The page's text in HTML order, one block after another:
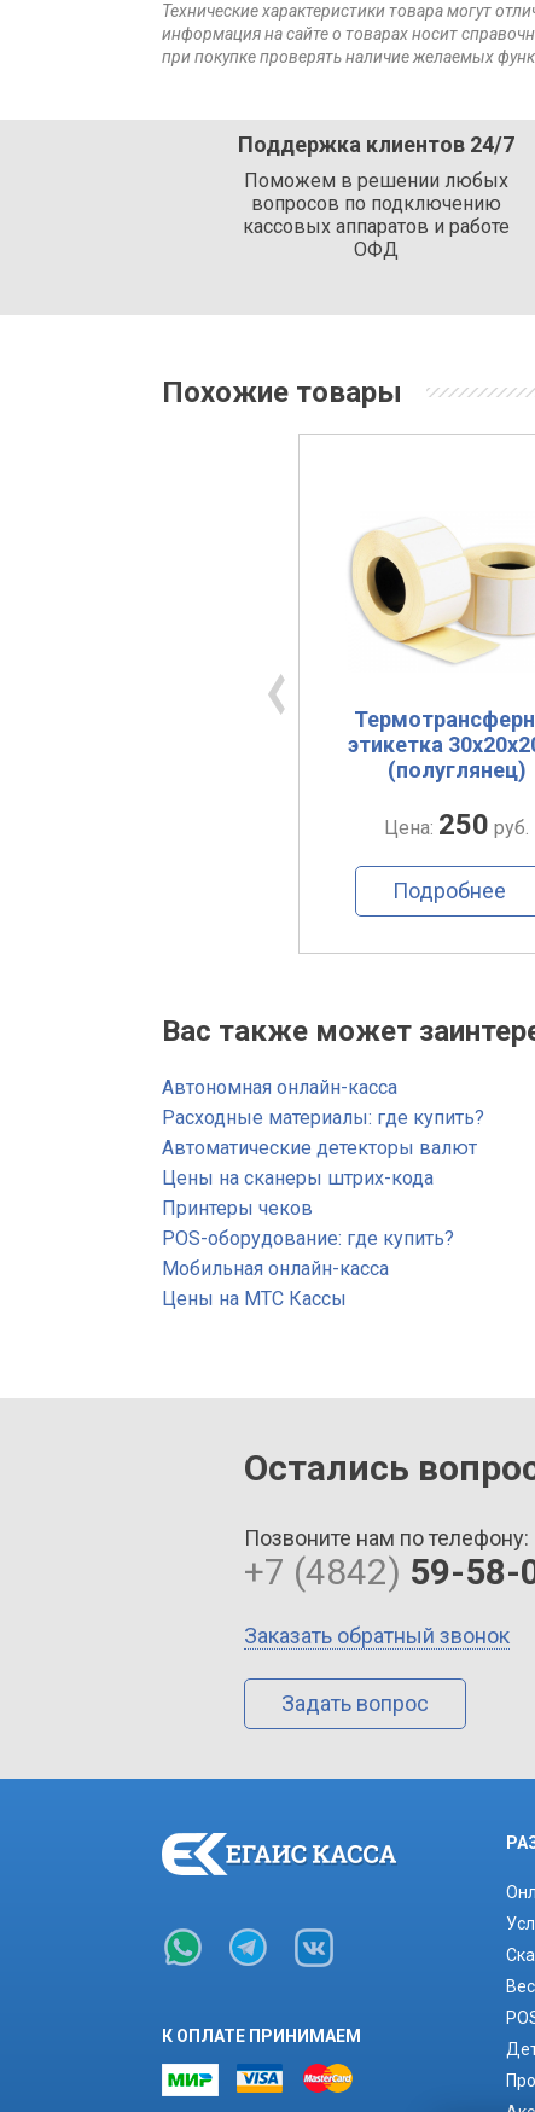
Технические характеристики товара могут
информация на сайте о товарах носит
при покупке проверять наличие желаемых
Поддержка клиентов 24/7
Поможем в решении любых
вопросов по подключению
кассовых аппаратов и работе
ОФД
Похожие товары
этикетка
(полуглянец)
Цена: 250 руб.
Подробнее
Вас также может
Автономная онлайн-касса
Расходные материалы: где купить?
Автоматические детекторы валют
Цены на сканеры штрих-кода
Принтеры чеков
POS-оборудование: где купить?
Мобильная онлайн-касса
Цены на МТС Кассы
Остались
Позвоните нам по телефону:
+7 (4842) 59-58-
Заказать обратный звонок
Задать вопрос
К ОПЛАТЕ ПРИНИМАЕМ